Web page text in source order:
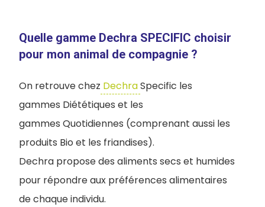
Quelle gamme Dechra SPECIFIC choisir
pour mon animal de compagnie ?
On retrouve chez DechraSpecific les
gammes Diététiques et les
gammes Quotidiennes (comprenant aussi les
produits Bio et les friandises).
Dechra propose des aliments secs et humides
pour répondre aux préférences alimentaires
de chaque individu.